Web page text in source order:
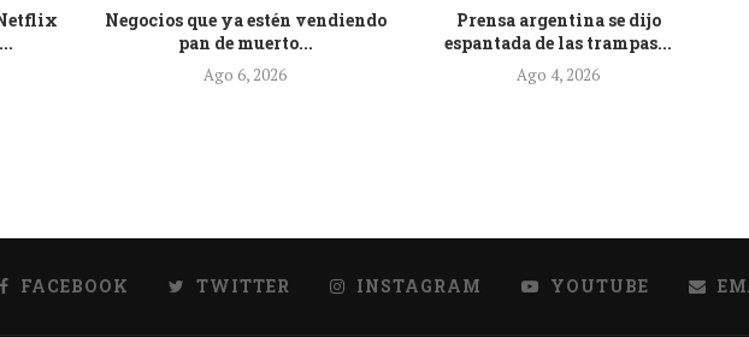
Negocios que ya estén vendiendo
pan de muerto...
Ago 6, 2026
Prensa argentina se dijo
espantada de las trampas...
Ago 4, 2026
FACEBOOK TWITTER INSTAGRAM YOUTUBE